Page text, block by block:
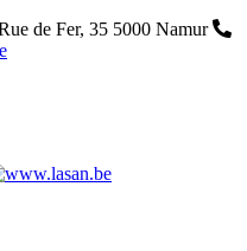
de Fer, 35 5000 Namur